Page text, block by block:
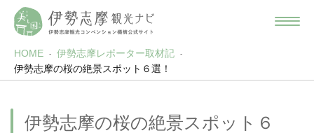
HOME
伊勢志摩レポーター取材記
伊勢志摩の桜の絶景スポット６選！
伊勢志摩の桜の絶景スポット６